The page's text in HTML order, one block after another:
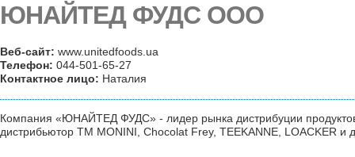
ЮНАЙТЕД ФУДС ООО
Веб-сайт: www.unitedfoods.ua
Телефон: 044-501-65-27
Контактное лицо: Наталия
Компания «ЮНАЙТЕД ФУДС» - лидер рынка дистрибуции
дистрибьютор ТМ MONINI, Chocolat Frey, TEEKANNE, LOACKER и